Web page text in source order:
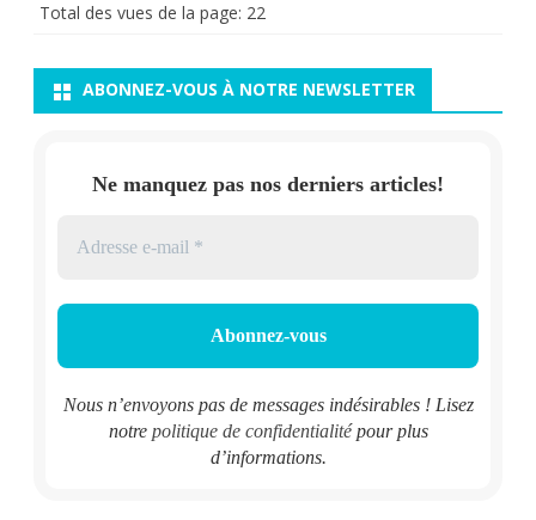
Total des vues de la page: 22
ABONNEZ-VOUS À NOTRE NEWSLETTER
Ne manquez pas nos derniers articles!
Nous n’envoyons pas de messages indésirables ! Lisez
notre politique de confidentialitépour plus
d’informations.